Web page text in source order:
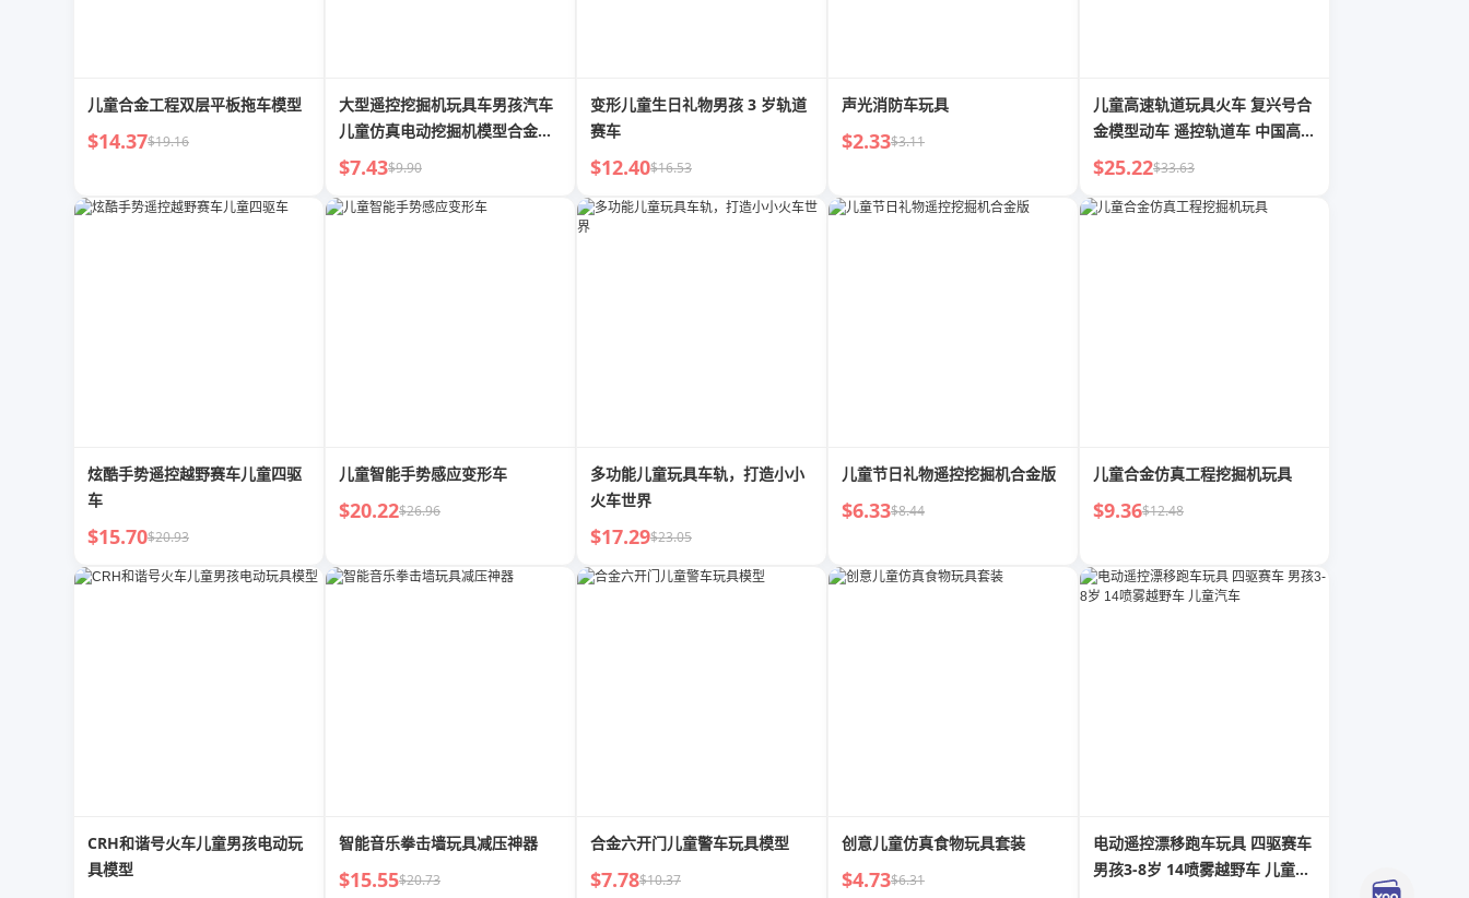
儿童合金工程双层平板拖车模型
$14.37$19.16
大型遥控挖掘机玩具车男孩汽车
儿童仿真电动挖掘机模型合金工
程车
$7.43$9.90
变形儿童生日礼物男孩 3 岁轨道
赛车
$12.40$16.53
声光消防车玩具
$2.33$3.11
儿童高速轨道玩具火车 复兴号合
金模型动车 遥控轨道车 中国高速
列车 男孩
$25.22$33.63
炫酷手势遥控越野赛车儿童四驱
车
$15.70$20.93
儿童智能手势感应变形车
$20.22$26.96
多功能儿童玩具车轨，打造小小
火车世界
$17.29$23.05
儿童节日礼物遥控挖掘机合金版
$6.33$8.44
儿童合金仿真工程挖掘机玩具
$9.36$12.48
CRH和谐号火车儿童男孩电动玩
具模型
智能音乐拳击墙玩具减压神器
$15.55$20.73
合金六开门儿童警车玩具模型
$7.78$10.37
创意儿童仿真食物玩具套装
$4.73$6.31
电动遥控漂移跑车玩具 四驱赛车
男孩3-8岁 14喷雾越野车 儿童汽